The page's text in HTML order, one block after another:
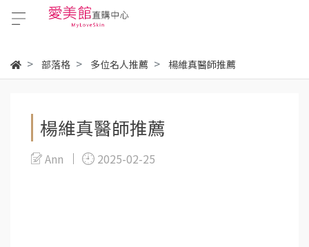
部落格 多位名人推薦 楊維真醫師推薦
楊維真醫師推薦
Ann 2025-02-25